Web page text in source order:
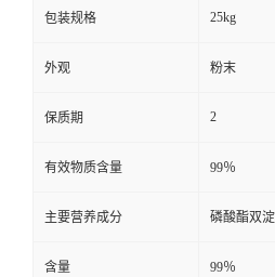
包装规格 25kg
外观 粉末
保质期 2
有效物质含量 99％
主要营养成分 磷酸酯双
含量 99％